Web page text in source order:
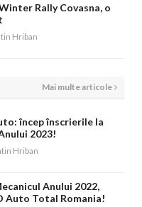
Rally Covasna, o
Hriban
Mai multe articole
încep înscrierile la
2023!
Hriban
Anului 2022,
Auto Total Romania!